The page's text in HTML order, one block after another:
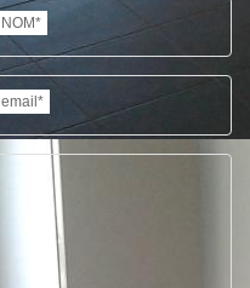
NOM*
email*